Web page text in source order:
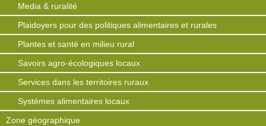
Media & ruralité
Plaidoyers pour des politiques alimentaires et rurales
Plantes et santé en milieu rural
Savoirs agro-écologiques locaux
Services dans les territoires ruraux
Systèmes alimentaires locaux
Zone géographique